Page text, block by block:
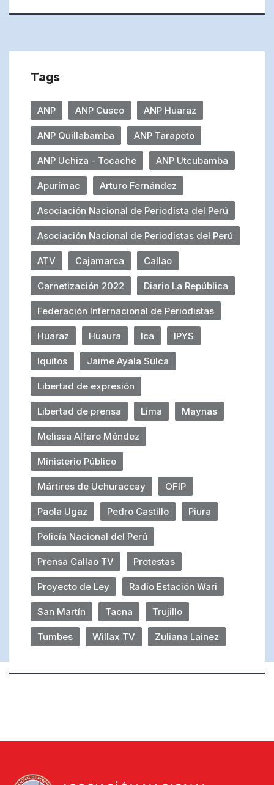
Tags
ANP ANP Cusco ANP Huaraz
ANP Quillabamba ANP Tarapoto
ANP Uchiza - Tocache ANP Utcubamba
Apurímac Arturo Fernández
Asociación Nacional de Periodista del Perú
Asociación Nacional de Periodistas del Perú
ATV Cajamarca Callao
Carnetización 2022 Diario La República
Federación Internacional de Periodistas
Huaraz Huaura Ica IPYS
Iquitos Jaime Ayala Sulca
Libertad de expresión
Libertad de prensa Lima Maynas
Melissa Alfaro Méndez
Ministerio Público
Mártires de Uchuraccay OFIP
Paola Ugaz Pedro Castillo Piura
Policía Nacional del Perú
Prensa Callao TV Protestas
Proyecto de Ley Radio Estación Wari
San Martín Tacna Trujillo
Tumbes Willax TV Zuliana Lainez